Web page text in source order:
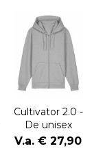
Cultivator 2.0 -
De unisex
Iconic hoodie
met rits
V.a. € 27,90